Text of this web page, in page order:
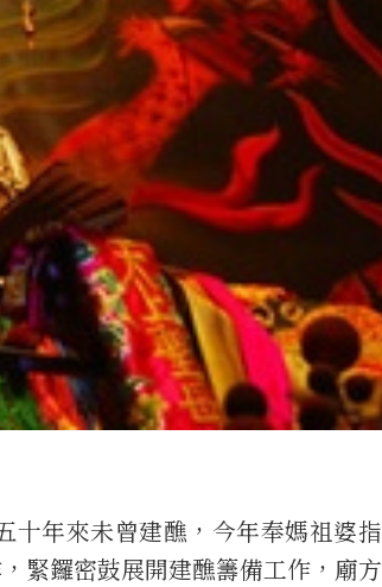
十年來未曾建醮，今年奉媽祖婆指
緊鑼密鼓展開建醮籌備工作，廟方